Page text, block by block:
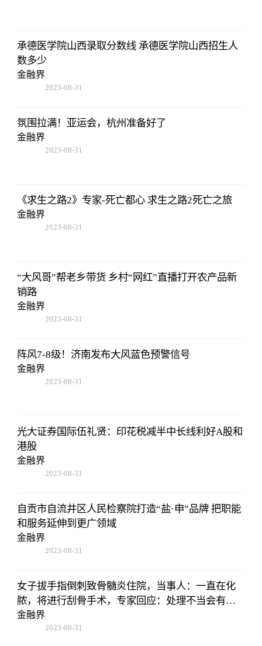
承德医学院山西录取分数线 承德医学院山西招生人
数多少
金融界
2023-08-31
氛围拉满！亚运会，杭州准备好了
金融界
2023-08-31
《求生之路2》专家-死亡都心 求生之路2死亡之旅
金融界
2023-08-31
“大风哥”帮老乡带货 乡村“网红”直播打开农产品新
销路
金融界
2023-08-31
阵风7-8级！济南发布大风蓝色预警信号
金融界
2023-08-31
光大证券国际伍礼贤：印花税减半中长线利好A股和
港股
金融界
2023-08-31
自贡市自流井区人民检察院打造“盐·申”品牌 把职能
和服务延伸到更广领域
金融界
2023-08-31
女子拔手指倒刺致骨髓炎住院，当事人：一直在化
脓，将进行刮骨手术，专家回应：处理不当会有截
肢风险
金融界
2023-08-31